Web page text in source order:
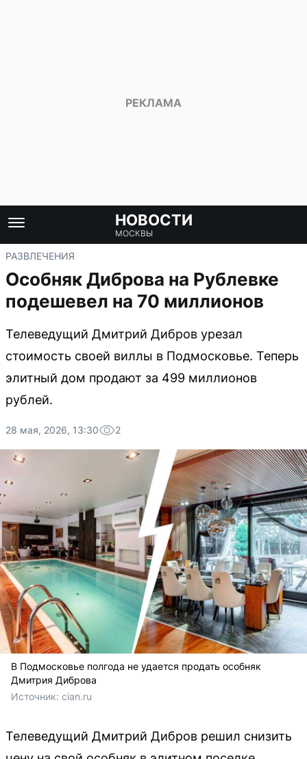
НОВОСТИ
МОСКВЫ
РАЗВЛЕЧЕНИЯ
Особняк Диброва на Рублевке
подешевел на 70 миллионов
Телеведущий Дмитрий Дибров урезал
стоимость своей виллы в Подмосковье. Теперь
элитный дом продают за 499 миллионов
рублей.
28 мая, 2026, 13:30 2
В Подмосковье полгода не удается продать особняк
Дмитрия Диброва
Источник: cian.ru
Телеведущий Дмитрий Дибров решил снизить